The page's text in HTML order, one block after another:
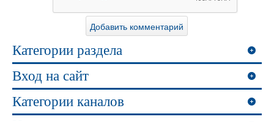
Категории раздела
Вход на сайт
Категории каналов